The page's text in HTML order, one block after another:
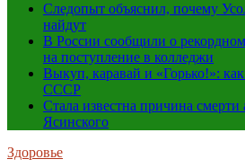
Следопыт объяснил, почему
найдут
В России сообщили о рекордном
на поступление в колледжи
Выкуп, каравай и «Горько!»:
СССР
Стала известна причина смерти
Ясинского
Здоровье